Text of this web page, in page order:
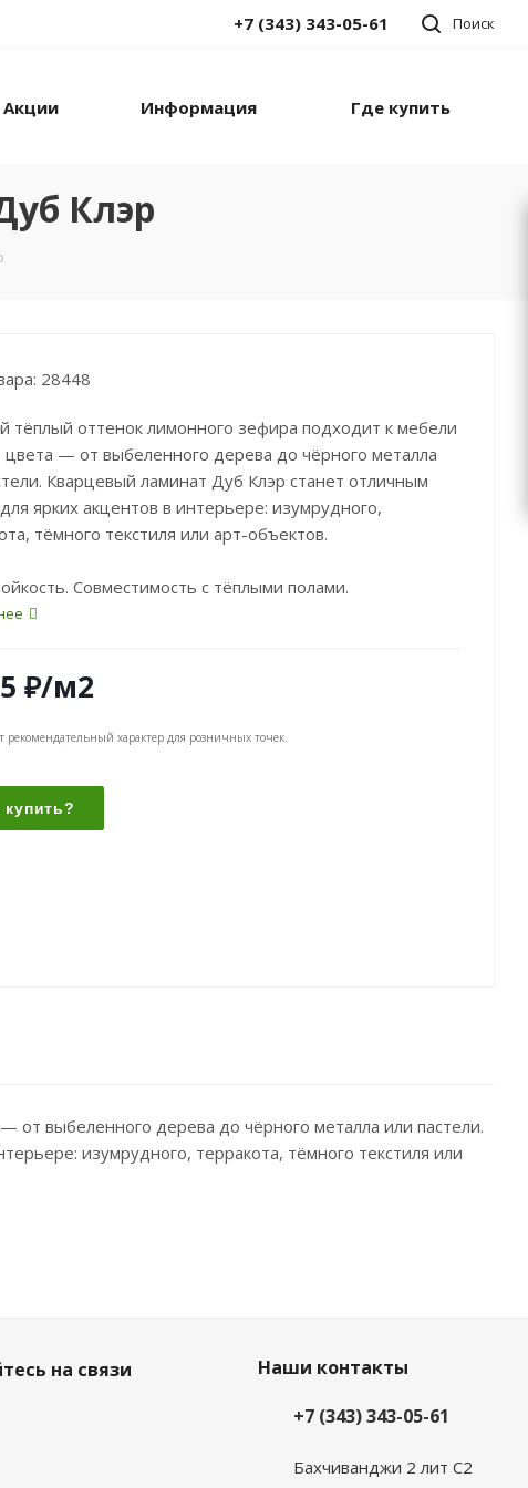
Поиск
+7 (343) 343-05-61
Акции Информация Где купить
Клэр
28448
тёплый оттенок лимонного зефира подходит к мебели
цвета — от выбеленного дерева до чёрного металла
Кварцевый ламинат Дуб Клэр станет отличным
ярких акцентов в интерьере: изумрудного,
тёмного текстиля или арт-объектов.
Совместимость с тёплыми полами.
₽/м2
рекомендательный характер для розничных точек.
купить?
выбеленного дерева до чёрного металла или пастели.
изумрудного, терракота, тёмного текстиля или
на связи
Наши контакты
+7 (343) 343-05-61
Бахчиванджи 2 лит С2